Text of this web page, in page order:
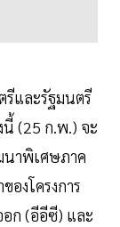
และรัฐมนตรี
นี้ (25 ก.พ.) จะ
นาพิเศษภาค
งโครงการ
ก (อีอีซี) และ